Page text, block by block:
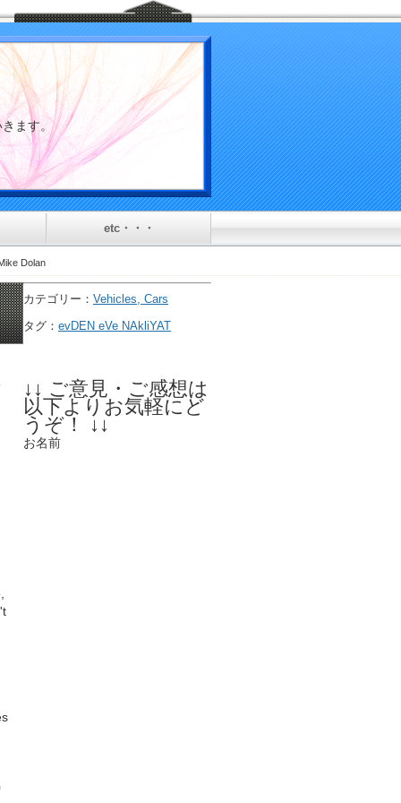
Dolan
カテゴリー： Vehicles, Cars
タグ： evDEN eVe NAkliYAT
↓↓ ご意見・ご感想は
以下よりお気軽にど
うぞ！ ↓↓
お名前
ていきます。
etc・・・